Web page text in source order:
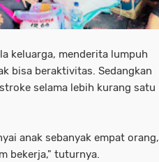
keluarga, menderita lumpuh
bisa beraktivitas. Sedangkan
selama lebih kurang satu
anak sebanyak empat orang,
bekerja," tuturnya.